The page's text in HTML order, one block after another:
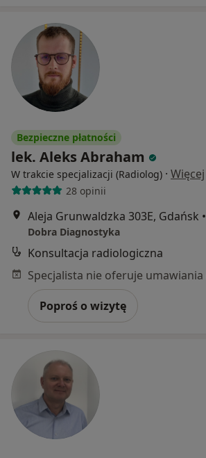
Bezpieczne płatności
lek. Aleks Abraham
W trakcie specjalizacji (Radiolog) · Więcej
28 opinii
Aleja Grunwaldzka 303E, Gdańsk •
Dobra Diagnostyka
Konsultacja radiologiczna
Poproś o wizytę